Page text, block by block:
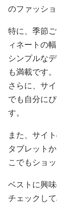
のファッシ
特に、季節
ィネートの
シンプルな
も満載です。
さらに、サ
でも自分に
す。
また、サイ
タブレット
こでもショ
ベストに興
チェックして